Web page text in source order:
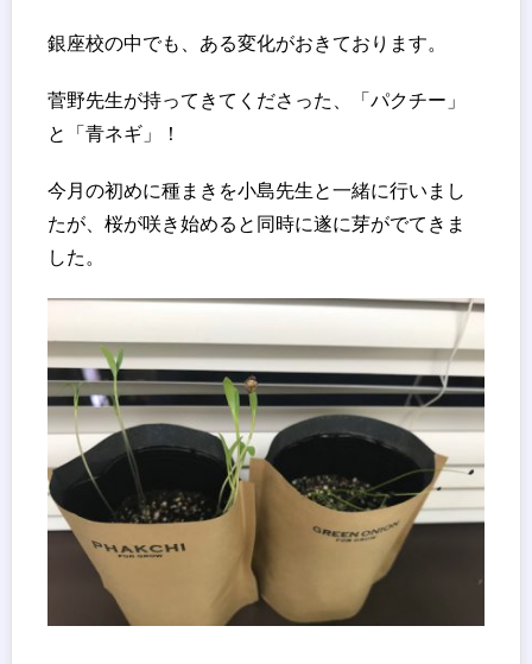
銀座校の中でも、ある変化がおきております。
菅野先生が持ってきてくださった、「パクチー」
と「青ネギ」！
今月の初めに種まきを小島先生と一緒に行いまし
たが、桜が咲き始めると同時に遂に芽がでてきま
した。